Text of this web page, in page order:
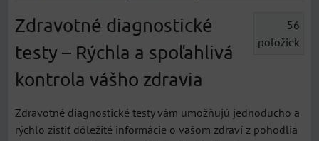
Zdravotné diagnostické
testy – Rýchla a spoľahlivá
kontrola vášho zdravia
56
položiek
Zdravotné diagnostické testy vám umožňujú jednoducho a
rýchlo zistiť dôležité informácie o vašom zdraví z pohodlia